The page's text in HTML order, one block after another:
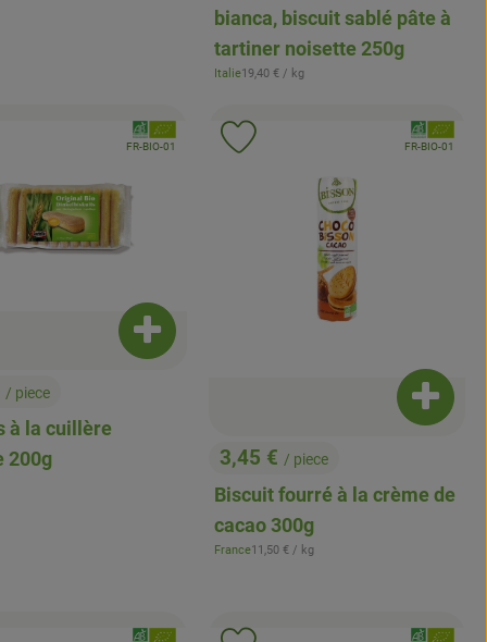
bianca, biscuit sablé pâte à
tartiner noisette 250g
, Origine:
Italie, Prix de référence:
19,40 € / kg
panier
/ piece
à la cuillère
200g
Ajouter le produit au panier
, Association:
, Autorité de contrôle:
FR-BIO-01
le produit aux favoris
, Prix:
3,45 € / piece
Biscuit fourré à la crème de
cacao 300g
, Origine:
France, Prix de référence:
11,50 € / kg
Ajouter
,
, Autorité de
FR-BIO-01
Ajouter le produit aux favoris